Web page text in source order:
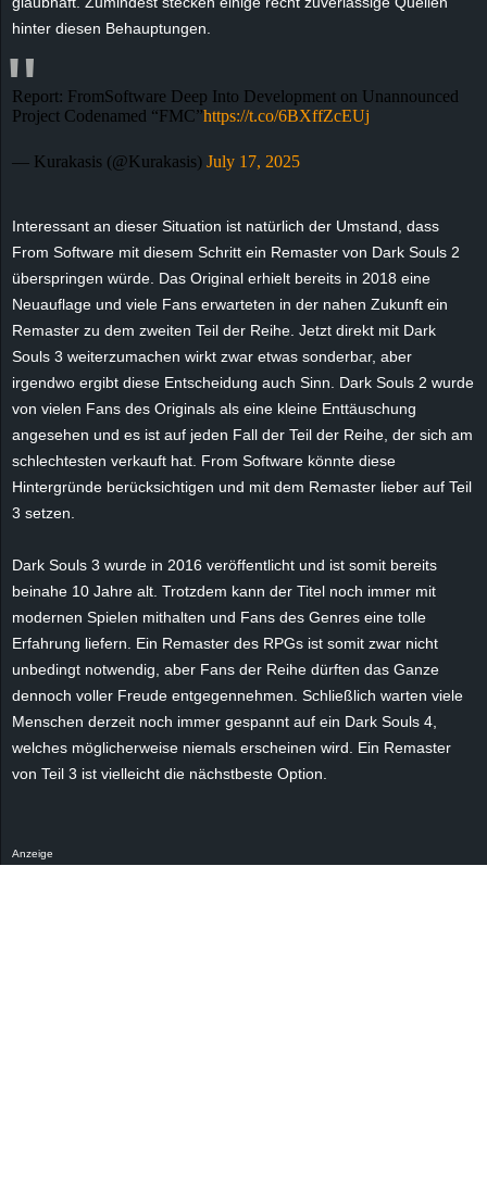
g
hinter diesen Behauptungen.
Report: FromSoftware Deep Into Development on Unannounced
Project Codenamed “FMC”https://t.co/6BXffZcEUj
— Kurakasis (@Kurakasis) July 17, 2025
Interessant an dieser Situation ist natürlich der Umstand, dass
From Software mit diesem Schritt ein Remaster von Dark Souls 2
überspringen würde. Das Original erhielt bereits in 2018 eine
Neuauflage und viele Fans erwarteten in der nahen Zukunft ein
Remaster zu dem zweiten Teil der Reihe. Jetzt direkt mit Dark
Souls 3 weiterzumachen wirkt zwar etwas sonderbar, aber
irgendwo ergibt diese Entscheidung auch Sinn. Dark Souls 2 wurde
von vielen Fans des Originals als eine kleine Enttäuschung
angesehen und es ist auf jeden Fall der Teil der Reihe, der sich am
schlechtesten verkauft hat. From Software könnte diese
Hintergründe berücksichtigen und mit dem Remaster lieber auf Teil
3 setzen.
Dark Souls 3 wurde in 2016 veröffentlicht und ist somit bereits
beinahe 10 Jahre alt. Trotzdem kann der Titel noch immer mit
modernen Spielen mithalten und Fans des Genres eine tolle
Erfahrung liefern. Ein Remaster des RPGs ist somit zwar nicht
unbedingt notwendig, aber Fans der Reihe dürften das Ganze
dennoch voller Freude entgegennehmen. Schließlich warten viele
Menschen derzeit noch immer gespannt auf ein Dark Souls 4,
welches möglicherweise niemals erscheinen wird. Ein Remaster
von Teil 3 ist vielleicht die nächstbeste Option.
Anzeige